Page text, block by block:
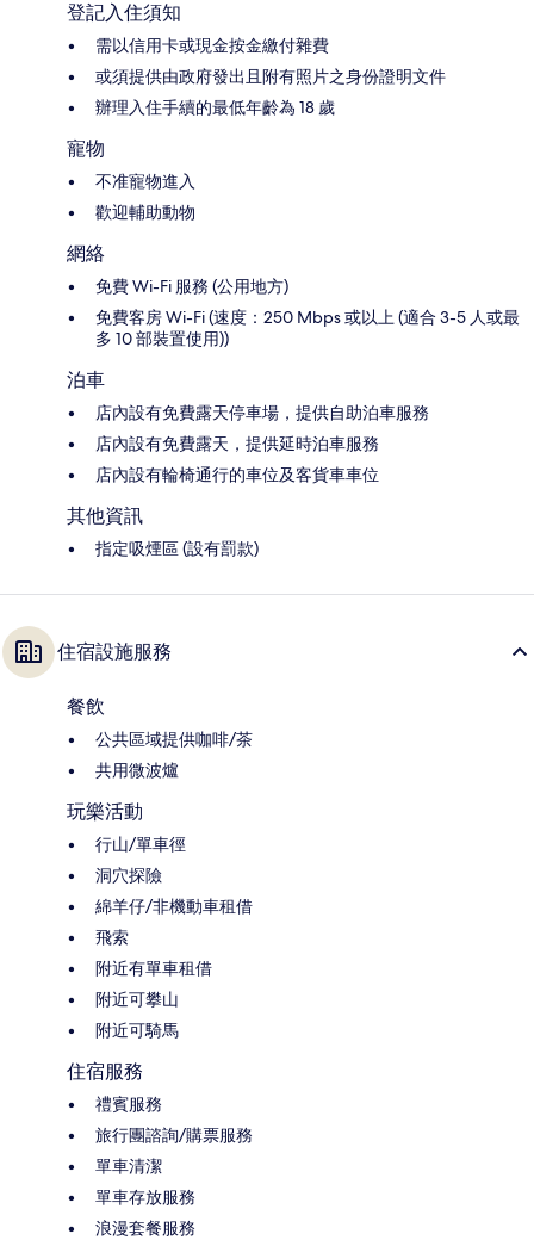
登記入住須知
需以信用卡或現金按金繳付雜費
或須提供由政府發出且附有照片之身份證明文件
辦理入住手續的最低年齡為 18 歲
寵物
不准寵物進入
歡迎輔助動物
網絡
免費 Wi-Fi 服務 (公用地方)
免費客房 Wi-Fi (速度：250 Mbps 或以上 (適合 3-5 人或最
多 10 部裝置使用))
泊車
店內設有免費露天停車場，提供自助泊車服務
店內設有免費露天，提供延時泊車服務
店內設有輪椅通行的車位及客貨車車位
其他資訊
指定吸煙區 (設有罰款)
住宿設施服務
餐飲
公共區域提供咖啡/茶
共用微波爐
玩樂活動
行山/單車徑
洞穴探險
綿羊仔/非機動車租借
飛索
附近有單車租借
附近可攀山
附近可騎馬
住宿服務
禮賓服務
旅行團諮詢/購票服務
單車清潔
單車存放服務
浪漫套餐服務